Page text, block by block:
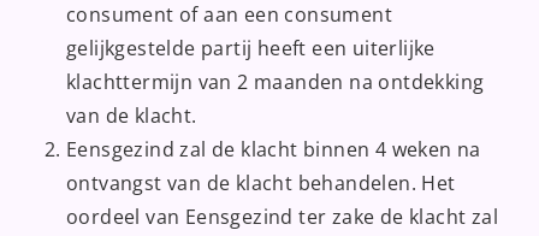
consument of aan een consument
gelijkgestelde partij heeft een uiterlijke
klachttermijn van 2 maanden na ontdekking
van de klacht.
Eensgezind zal de klacht binnen 4 weken na
ontvangst van de klacht behandelen. Het
oordeel van Eensgezind ter zake de klacht zal